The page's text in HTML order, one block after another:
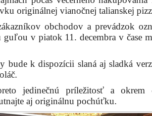
originálnej vianočnej talianskej
obchodov a prevádzok
guľou v piatok 11. decembra v čase
bude k dispozícii slaná aj sladká
jedinečnú príležitosť a okrem
aj originálnu pochúťku.